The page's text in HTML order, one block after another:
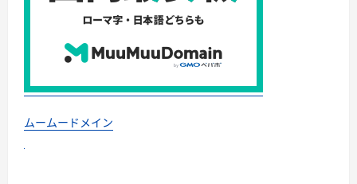
ムームードメイン